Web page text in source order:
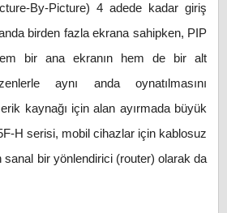
By-Picture) 4 adede kadar giriş
birden fazla ekrana sahipken, PIP
bir ana ekranın hem de bir alt
aynı anda oynatılmasını
kaynağı için alan ayırmada büyük
H serisi, mobil cihazlar için kablosuz
sanal bir yönlendirici (router) olarak da